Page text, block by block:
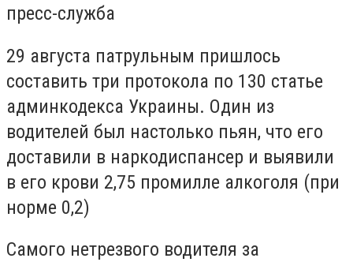
пресс-служба
29 августа патрульным пришлось
составить три протокола по 130 статье
админкодекса Украины. Один из
водителей был настолько пьян, что его
доставили в наркодиспансер и выявили
в его крови 2,75 промилле алкоголя (при
норме 0,2)
Самого нетрезвого водителя за